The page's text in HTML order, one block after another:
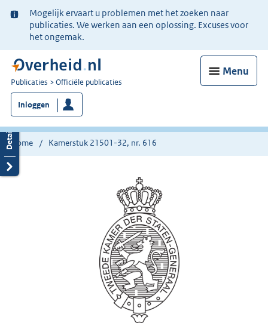
Ter
informatie:
Mogelijk ervaart u problemen met het zoeken naar
publicaties. We werken aan een oplossing. Excuses voor
het ongemak.
Menu
U
bent
nu
hier:
Publicaties Officiële publicaties
Inloggen
Home Kamerstuk 21501-32, nr. 616